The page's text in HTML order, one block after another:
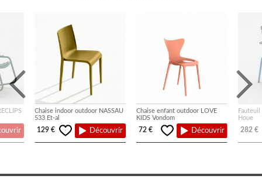
Chaise indoor outdoor NASSAU
533 Et-al
129 € Découvrir
Chaise enfant outdoor LOVE
KIDS Vondom
72 € Découvrir
Fauteuil
Houe
282 €